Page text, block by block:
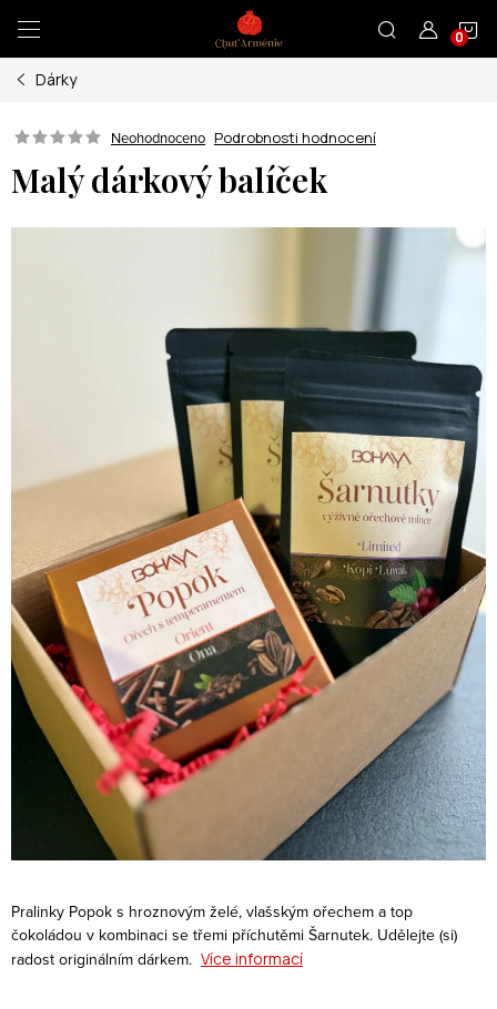
obsah
Dárky
Neohodnoceno Podrobnosti hodnocení
Malý dárkový balíček
Pralinky Popok s hroznovým želé, vlašským ořechem a top
čokoládou v kombinaci se třemi příchutěmi Šarnutek. Udělejte (si)
radost originálním dárkem. Více informací